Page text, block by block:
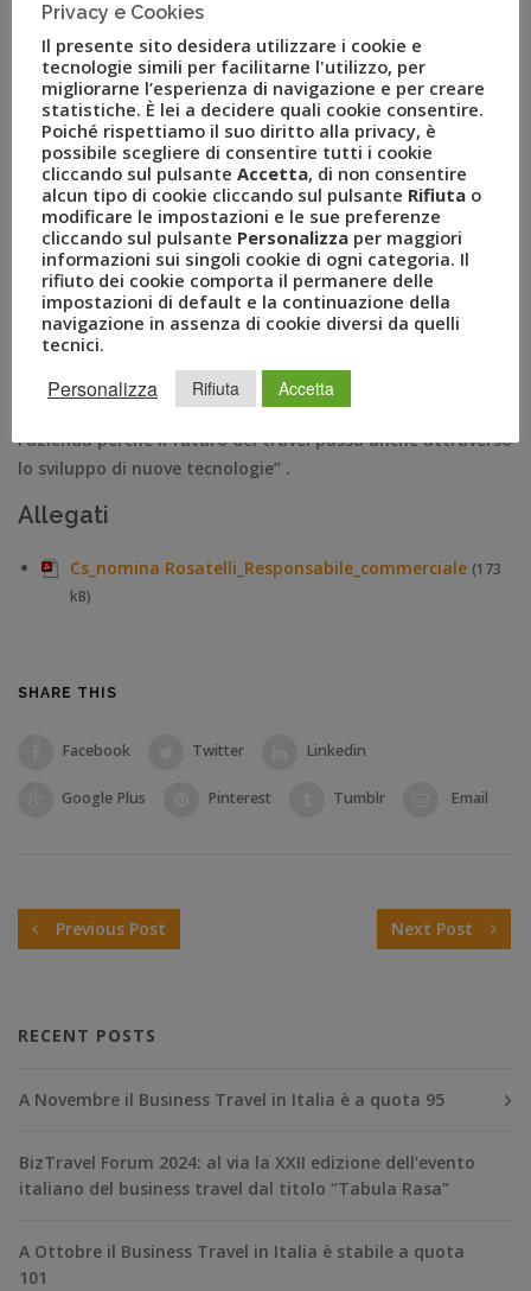
In questo ruolo ha sviluppato con i suoi collaboratori
l’innovativo software che gestisce Jump e che permette ai
viaggiatori di creare il proprio pacchetto turistico su
misura.
“Auguro un ottimo lavoro a Leonardo che gode della mia
fiducia e stima. Grazie alle sue competenze ed esperienze
maturate nei lunghi anni di carriera all’interno del Gruppo
Uvet – ha dichiarato Luca Patanè, Presidente del Gruppo
Uvet – abbiamo scelto lui per integrare i brand di
Settemari, Amo il Mondo e Jump in un’unica visione
strategica, anche sotto l’aspetto commerciale. I nuovi
modelli tecnologici che Leonardo ha contribuito a portare
in azienda negli anni rappresentano l’inizio e la continuità
di un percorso di sviluppo che sta coinvolgendo tutta
l’azienda perché il futuro del travel passa anche attraverso
lo sviluppo di nuove tecnologie” .
Allegati
Cs_nomina Rosatelli_Responsabile_commerciale (173
kB)
SHARE THIS
Facebook Twitter Linkedin
Google Plus Pinterest Tumblr Email
Previous Post Next Post
RECENT POSTS
A Novembre il Business Travel in Italia è a quota 95
BizTravel Forum 2024: al via la XXII edizione dell’evento
italiano del business travel dal titolo “Tabula Rasa”
A Ottobre il Business Travel in Italia è stabile a quota
101
Privacy e Cookies
Il presente sito desidera utilizzare i cookie e
tecnologie simili per facilitarne l'utilizzo, per
migliorarne l’esperienza di navigazione e per creare
statistiche. È lei a decidere quali cookie consentire.
Poiché rispettiamo il suo diritto alla privacy, è
possibile scegliere di consentire tutti i cookie
cliccando sul pulsante Accetta, di non consentire
alcun tipo di cookie cliccando sul pulsante Rifiuta o
modificare le impostazioni e le sue preferenze
cliccando sul pulsante Personalizza per maggiori
informazioni sui singoli cookie di ogni categoria. Il
rifiuto dei cookie comporta il permanere delle
impostazioni di default e la continuazione della
navigazione in assenza di cookie diversi da quelli
tecnici.
Personalizza Rifiuta Accetta